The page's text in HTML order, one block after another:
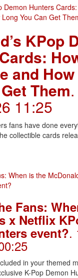
KPop
and
Them
11:25
fans have done
collectible cards
Fans:
x Netflix
event?.
in your themed
K-Pop Demon